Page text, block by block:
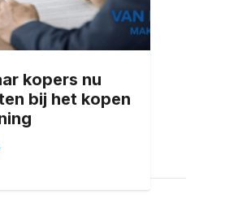
kopers nu
bij het kopen